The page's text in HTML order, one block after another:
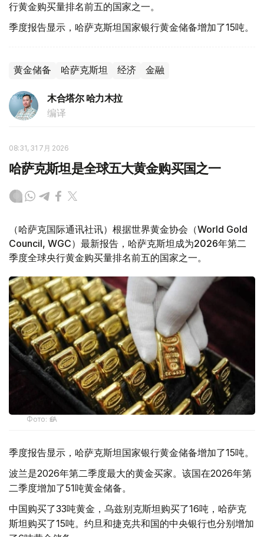
行黄金购买量排名前五的国家之一。
季度报告显示，哈萨克斯坦国家银行黄金储备增加了15吨。
黄金储备 哈萨克斯坦 经济 金融
木合塔尔 哈力木拉
编译
08:31, 31 7月 2026
哈萨克斯坦是全球五大黄金购买国之一
（哈萨克国际通讯社讯）根据世界黄金协会（World Gold
Council, WGC）最新报告，哈萨克斯坦成为2026年第二
季度全球央行黄金购买量排名前五的国家之一。
Фото: ӨзА
季度报告显示，哈萨克斯坦国家银行黄金储备增加了15吨。
波兰是2026年第二季度最大的黄金买家。该国在2026年第
二季度增加了51吨黄金储备。
中国购买了33吨黄金，乌兹别克斯坦购买了16吨，哈萨克
斯坦购买了15吨。约旦和捷克共和国的中央银行也分别增加